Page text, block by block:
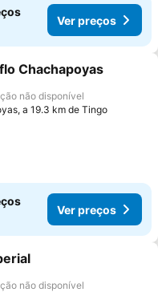
Ver preços
aos favoritos
Chachapoyas
não disponível
a 19.3 km de Tingo
Ver preços
aos favoritos
não disponível